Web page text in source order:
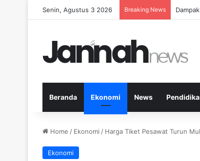
Senin, Agustus 3 2026 Breaking News
Beranda Ekonomi News
Home / Ekonomi / Harga Tiket Pesawat Turun
Ekonomi